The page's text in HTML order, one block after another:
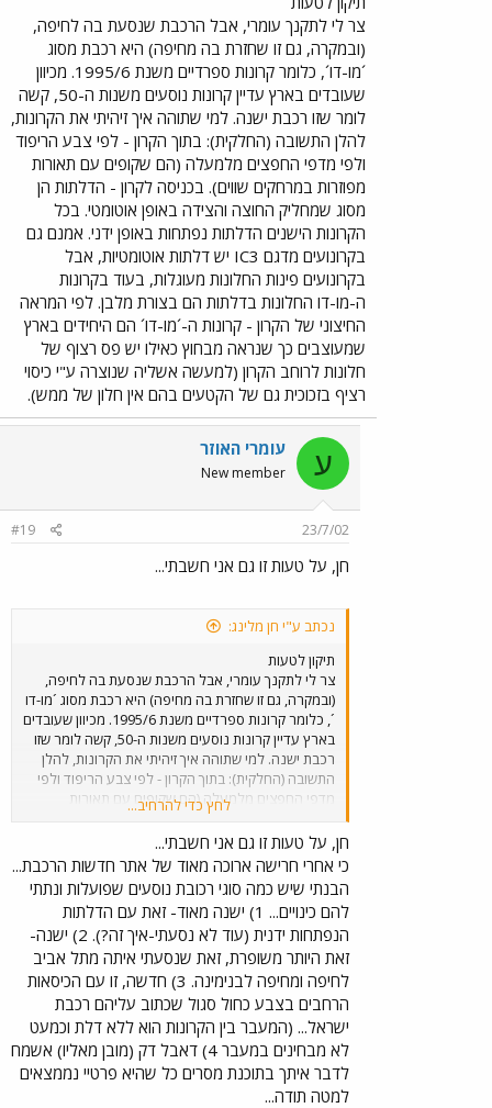
צר לי לתקנך עומרי, אבל הרכבת שנסעת בה לחיפה,
(ובמקרה, גם זו שחזרת בה מחיפה) היא רכבת מסוג
´מו-דו´, כלומר קרונות ספרדיים משנת 1995/6. מכיוון
שעובדים בארץ עדיין קרונות נוסעים משנות ה-50, קשה
לומר שזו רכבת ישנה. למי שתוהה איך זיהיתי את הקרונות,
להלן התשובה (החלקית): בתוך הקרון - לפי צבע הריפוד
ולפי מדפי החפצים מלמעלה (הם שקופים עם תאורות
מפוזרות במרחקים שווים). בכניסה לקרון - הדלתות הן
מסוג שמחליק החוצה והצידה באופן אוטומטי. בכל
הקרונות הישנים הדלתות נפתחות באופן ידני. אמנם גם
בקרונועים מדגם IC3 יש דלתות אוטומטיות, אבל
בקרונועים פינות החלונות מעוגלות, בעוד בקרונות
ה-מו-דו החלונות בדלתות הם בצורת מלבן. לפי המראה
החיצוני של הקרון - קרונות ה-´מו-דו´ הם היחידים בארץ
שמעוצבים כך שנראה מבחוץ כאילו יש פס רצוף של
חלונות לרוחב הקרון (למעשה אשליה שנוצרה ע"י כיסוי
רציף בזכוכית גם של הקטעים בהם אין חלון של ממש).
ע עומרי האוזר
New member
23/7/02
#19
חן, על טעות זו גם אני חשבתי...
נכתב ע"י חן מלינג:
תיקון לטעות
צר לי לתקנך עומרי, אבל הרכבת שנסעת בה לחיפה,
(ובמקרה, גם זו שחזרת בה מחיפה) היא רכבת מסוג ´מו-דו
´, כלומר קרונות ספרדיים משנת 1995/6. מכיוון שעובדים
בארץ עדיין קרונות נוסעים משנות ה-50, קשה לומר שזו
רכבת ישנה. למי שתוהה איך זיהיתי את הקרונות, להלן
התשובה (החלקית): בתוך הקרון - לפי צבע הריפוד ולפי
מדפי החפצים מלמעלה (הם שקופים עם תאורות
מפוזרות במרחקים שווים). בכניסה לקרון - הדלתות הן
מסוג שמחליק החוצה והצידה באופן אוטומטי. בכל
הקרונות הישנים הדלתות נפתחות באופן ידני. אמנם גם
בקרונועים מדגם IC3 יש דלתות אוטומטיות, אבל
בקרונועים פינות החלונות מעוגלות, בעוד בקרונות
ה-מו-דו החלונות בדלתות הם בצורת מלבן. לפי המראה
החיצוני של הקרון - קרונות ה-´מו-דו´ הם היחידים בארץ
שמעוצבים כך שנראה מבחוץ כאילו יש פס רצוף של
חלונות לרוחב הקרון (למעשה אשליה שנוצרה ע"י כיסוי
רציף בזכוכית גם של הקטעים בהם אין חלון של ממש).
לחץ כדי להרחיב...
חן, על טעות זו גם אני חשבתי...
כי אחרי חרישה ארוכה מאוד של אתר חדשות הרכבת...
הבנתי שיש כמה סוגי רכובת נוסעים שפועלות ונתתי
להם כינויים... 1) ישנה מאוד- זאת עם הדלתות
הנפתחות ידנית (עוד לא נסעתי-איך זה?). 2) ישנה-
זאת היותר משופרת, זאת שנסעתי איתה מתל אביב
לחיפה ומחיפה לבנימינה. 3) חדשה, זו עם הכיסאות
הרחבים בצבע כחול סגול שכתוב עליהם רכבת
ישראל... (המעבר בין הקרונות הוא ללא דלת וכמעט
לא מבחינים במעבר 4) דאבל דק (מובן מאליו) אשמח
לדבר איתך בתוכנת מסרים כל שהיא פרטיי נממצאים
למטה תודה...